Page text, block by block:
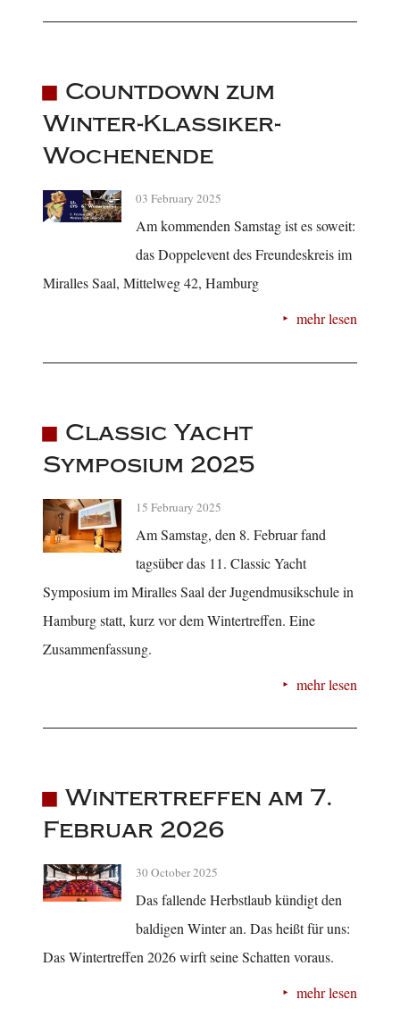
Countdown zum
Winter-Klassiker-
Wochenende
03 February 2025
Am kommenden Samstag ist es soweit:
das Doppelevent des Freundeskreis im
Miralles Saal, Mittelweg 42, Hamburg
mehr lesen
Classic Yacht
Symposium 2025
15 February 2025
Am Samstag, den 8. Februar fand
tagsüber das 11. Classic Yacht
Symposium im Miralles Saal der Jugendmusikschule in
Hamburg statt, kurz vor dem Wintertreffen. Eine
Zusammenfassung.
mehr lesen
Wintertreffen am 7.
Februar 2026
30 October 2025
Das fallende Herbstlaub kündigt den
baldigen Winter an. Das heißt für uns:
Das Wintertreffen 2026 wirft seine Schatten voraus.
mehr lesen